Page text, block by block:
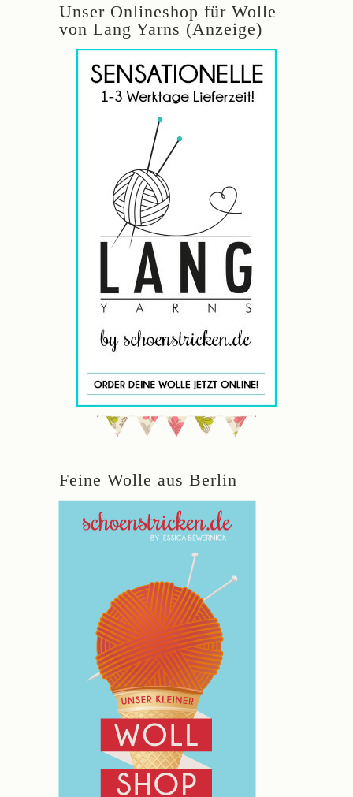
Unser Onlineshop für Wolle
von Lang Yarns (Anzeige)
Feine Wolle aus Berlin